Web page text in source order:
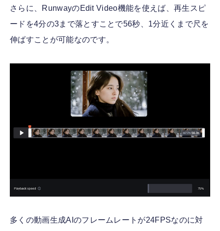
さらに、RunwayのEdit Video機能を使えば、再生スピ
ードを4分の3まで落とすことで56秒、1分近くまで尺を
伸ばすことが可能なのです。
多くの動画生成AIのフレームレートが24FPSなのに対